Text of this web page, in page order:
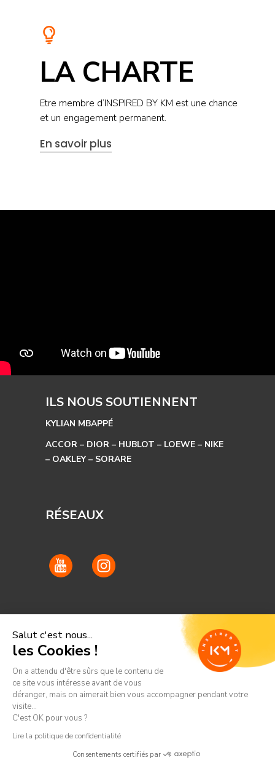
LA CHARTE
Etre membre d’INSPIRED BY KM est une chance
et un engagement permanent.
En savoir plus
ILS NOUS SOUTIENNENT
KYLIAN MBAPPÉ
ACCOR – DIOR – HUBLOT – LOEWE – NIKE
– OAKLEY – SORARE
RÉSEAUX
© Bloody Mary
Politique de confidentialité– Mentions
Salut c'est nous...
les Cookies !
On a attendu d'être sûrs que le contenu de
ce site vous intéresse avant de vous
déranger, mais on aimerait bien vous accompagner pendant votre
visite...
C'est OK pour vous ?
Lire la politique de confidentialité
Consentements certifiés par